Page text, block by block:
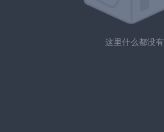
这里什么都没有